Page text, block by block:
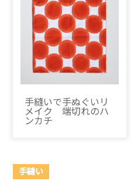
手縫いで手ぬぐいリ
メイク 端切れのハ
ンカチ
手縫い